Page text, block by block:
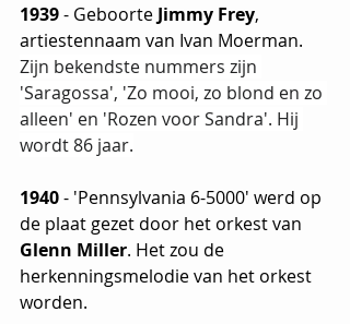
1939 - Geboorte Jimmy Frey,
artiestennaam van Ivan Moerman.
Zijn bekendste nummers zijn
'Saragossa', 'Zo mooi, zo blond en zo
alleen' en 'Rozen voor Sandra'. Hij
wordt 86 jaar.
1940 - 'Pennsylvania 6-5000' werd op
de plaat gezet door het orkest van
Glenn Miller. Het zou de
herkenningsmelodie van het orkest
worden.